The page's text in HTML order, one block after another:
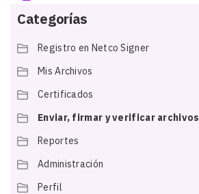
Categorías
Registro en Netco Signer
Mis Archivos
Certificados
Enviar, firmar y verificar archivos
Reportes
Administración
Perfil